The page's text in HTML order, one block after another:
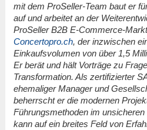
mit dem ProSeller-Team baut er
auf und arbeitet an der
ProSeller B2B E-Commerce-
Concertopro.ch, der inzwischen
Einkaufsvolumen von über 1,5
Er berät und hält Vorträge zu
Transformation. Als zertifizierter
ehemaliger Manager und
beherrscht er die modernen
Führungsmethoden im
kann auf ein breites Feld von